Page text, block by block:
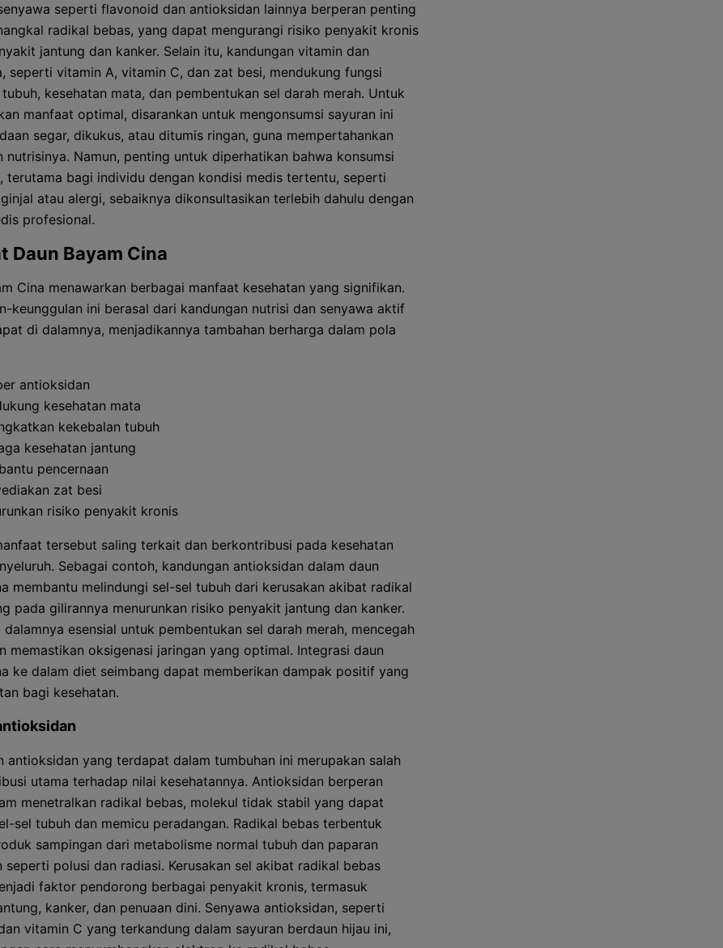
seperti flavonoid dan antioksidan lainnya berperan penting
radikal bebas, yang dapat mengurangi risiko penyakit kronis
jantung dan kanker. Selain itu, kandungan vitamin dan
seperti vitamin A, vitamin C, dan zat besi, mendukung fungsi
kesehatan mata, dan pembentukan sel darah merah. Untuk
manfaat optimal, disarankan untuk mengonsumsi sayuran ini
segar, dikukus, atau ditumis ringan, guna mempertahankan
nutrisinya. Namun, penting untuk diperhatikan bahwa konsumsi
terutama bagi individu dengan kondisi medis tertentu, seperti
atau alergi, sebaiknya dikonsultasikan terlebih dahulu dengan
profesional.
Daun Bayam Cina
Cina menawarkan berbagai manfaat kesehatan yang signifikan.
keunggulan ini berasal dari kandungan nutrisi dan senyawa aktif
di dalamnya, menjadikannya tambahan berharga dalam pola
antioksidan
kesehatan mata
kekebalan tubuh
kesehatan jantung
pencernaan
zat besi
risiko penyakit kronis
tersebut saling terkait dan berkontribusi pada kesehatan
Sebagai contoh, kandungan antioksidan dalam daun
membantu melindungi sel-sel tubuh dari kerusakan akibat radikal
pada gilirannya menurunkan risiko penyakit jantung dan kanker.
esensial untuk pembentukan sel darah merah, mencegah
memastikan oksigenasi jaringan yang optimal. Integrasi daun
ke dalam diet seimbang dapat memberikan dampak positif yang
bagi kesehatan.
antioksidan yang terdapat dalam tumbuhan ini merupakan salah
utama terhadap nilai kesehatannya. Antioksidan berperan
menetralkan radikal bebas, molekul tidak stabil yang dapat
sel tubuh dan memicu peradangan. Radikal bebas terbentuk
sampingan dari metabolisme normal tubuh dan paparan
seperti polusi dan radiasi. Kerusakan sel akibat radikal bebas
faktor pendorong berbagai penyakit kronis, termasuk
kanker, dan penuaan dini. Senyawa antioksidan, seperti
vitamin C yang terkandung dalam sayuran berdaun hijau ini,